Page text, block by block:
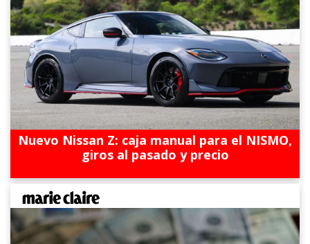
Nuevo Nissan Z: caja manual para el NISMO,
giros al pasado y precio